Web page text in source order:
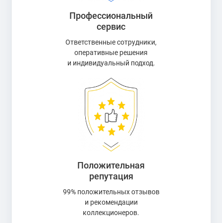
Профессиональный
сервис
Ответственные сотрудники,
оперативные решения
и индивидуальный подход.
Положительная
репутация
99% положительных отзывов
и рекомендации
коллекционеров.